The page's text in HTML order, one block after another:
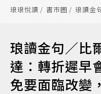
琅琅悅讀 書市圈 琅讀金
琅讀金句／比
達：轉折遲早
免要面臨改變